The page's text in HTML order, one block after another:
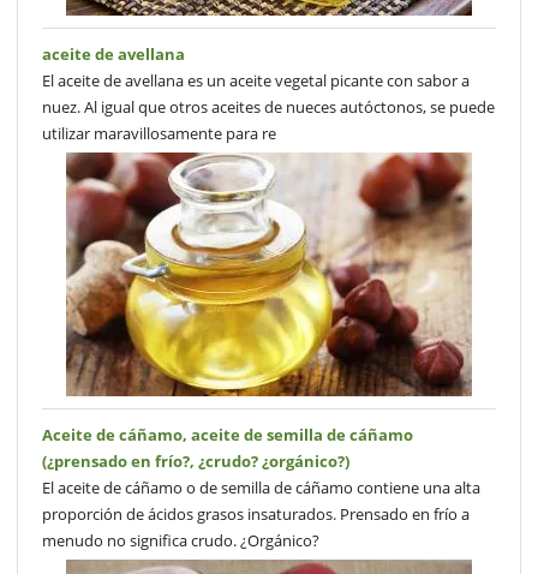
aceite de avellana
El aceite de avellana es un aceite vegetal picante con sabor a
nuez. Al igual que otros aceites de nueces autóctonos, se puede
utilizar maravillosamente para re
Aceite de cáñamo, aceite de semilla de cáñamo
(¿prensado en frío?, ¿crudo? ¿orgánico?)
El aceite de cáñamo o de semilla de cáñamo contiene una alta
proporción de ácidos grasos insaturados. Prensado en frío a
menudo no significa crudo. ¿Orgánico?